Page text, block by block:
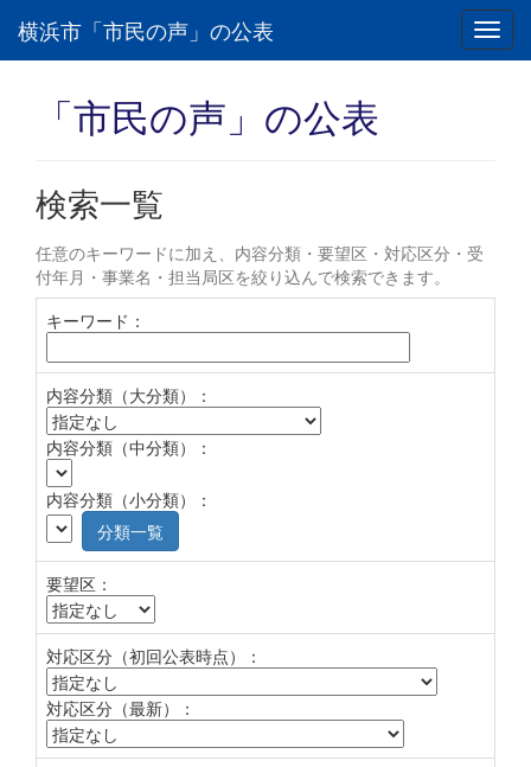
横浜市「市民の声」の公表
「市民の声」の公表
検索一覧
任意のキーワードに加え、内容分類・要望区・対応区分・受
付年月・事業名・担当局区を絞り込んで検索できます。
キーワード：
内容分類（大分類）：
内容分類（中分類）：
内容分類（小分類）：
分類一覧
要望区：
対応区分（初回公表時点）：
対応区分（最新）：